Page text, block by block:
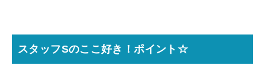
スタッフSのここ好き！ポイント☆